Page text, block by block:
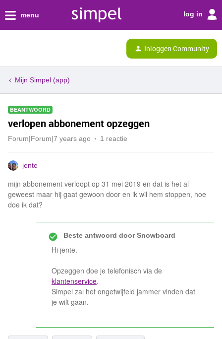
menu log in
Inloggen Community
Mijn Simpel (app)
BEANTWOORD
verlopen abbonement opzeggen
Forum|Forum|7 years ago 1 reactie
jente
mijn abbonement verloopt op 31 mei 2019 en dat is het al
geweest maar hij gaat gewoon door en ik wil hem stoppen, hoe
doe ik dat?
Beste antwoord doorSnowboard
Hi jente.
Opzeggen doe je telefonisch via de
klantenservice.
Simpel zal het ongetwijfeld jammer vinden dat
je wilt gaan.